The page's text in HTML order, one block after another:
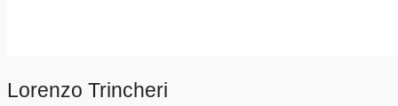
Lorenzo Trincheri